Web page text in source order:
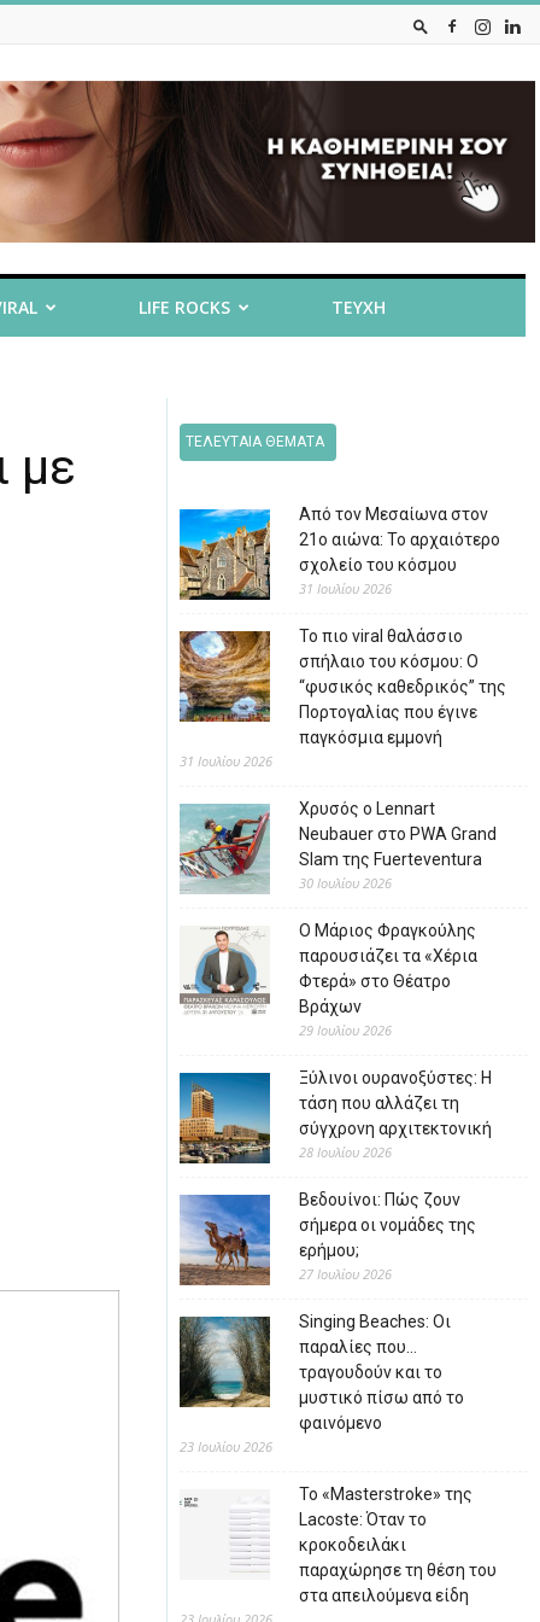
LIFE ROCKS ΤΕΥΧΗ
με ΤΕΛΕΥΤΑΙΑ ΘΕΜΑΤΑ
Από τον Μεσαίωνα στον
21ο αιώνα: Το αρχαιότερο
σχολείο του κόσμου
31 Ιουλίου 2026
Το πιο viral θαλάσσιο
σπήλαιο του κόσμου: Ο
“φυσικός καθεδρικός” της
Πορτογαλίας που έγινε
παγκόσμια εμμονή
31 Ιουλίου 2026
Χρυσός ο Lennart
Neubauer στο PWA Grand
Slam της Fuerteventura
30 Ιουλίου 2026
Ο Μάριος Φραγκούλης
παρουσιάζει τα «Χέρια
Φτερά» στο Θέατρο
Βράχων
29 Ιουλίου 2026
Ξύλινοι ουρανοξύστες: Η
τάση που αλλάζει τη
σύγχρονη αρχιτεκτονική
28 Ιουλίου 2026
Βεδουίνοι: Πώς ζουν
σήμερα οι νομάδες της
ερήμου;
27 Ιουλίου 2026
Singing Beaches: Οι
παραλίες που…
τραγουδούν και το
μυστικό πίσω από το
φαινόμενο
23 Ιουλίου 2026
Το «Masterstroke» της
Lacoste: Όταν το
κροκοδειλάκι
παραχώρησε τη θέση του
στα απειλούμενα είδη